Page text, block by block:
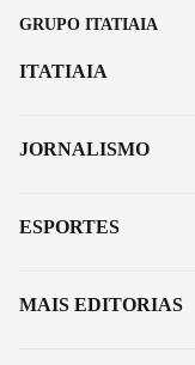
GRUPO ITATIAIA
ITATIAIA
JORNALISMO
ESPORTES
MAIS EDITORIAS